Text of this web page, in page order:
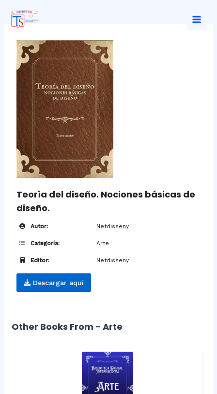
contenido
Teoría del diseño. Nociones básicas de
diseño.
Autor: Netdisseny
Categoría: Arte
Editor: Netdisseny
Descargar aquí
Other Books From - Arte